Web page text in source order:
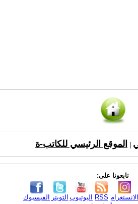
الموقع الرئيسي للكاتب-ة
تابعونا على:
الفيسبوك التويتر اليوتيوب RSS الانستغرام